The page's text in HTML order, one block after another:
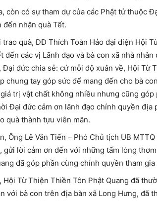
còn có sự tham dự của các Phật tử thuộc
đến nhận quà Tết.
trao quà, ĐĐ Thích Toàn Hảo đại diện Hội
đến các vị Lãnh đạo và bà con xã nhà
Đại đức chia sẻ: cứ mỗi độ xuân về, Hội Từ
chung tay góp sức để mang đến cho bà
trị vật chất không nhiều nhưng cũng
Đại đức cảm ơn lãnh đạo chính quyền
quà thành tựu viên mãn.
Ông Lê Văn Tiến – Phó Chủ tịch UB
gửi lời cảm ơn đến với những tấm lòng
đã góp phần cùng chính quyền tham gia
Hội Từ Thiện Thiền Tôn Phật Quang đã
với bà con trên địa bàn xã Long Hưng, đã